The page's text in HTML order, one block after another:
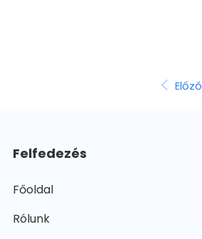
Előző
Felfedezés
Főoldal
Rólunk